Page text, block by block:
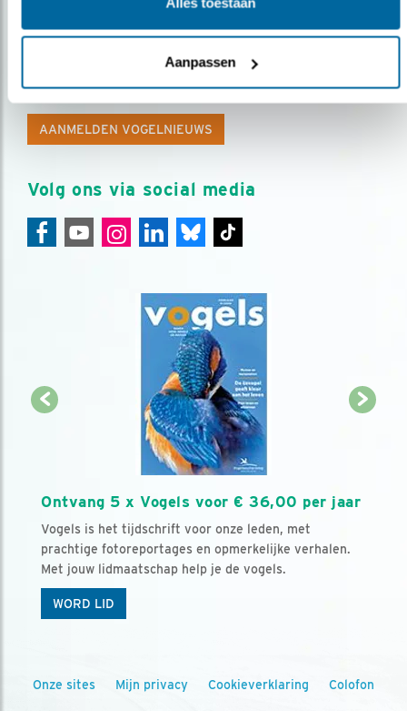
Aanpassen
Op de hoogte blijven?
Meld je aan en ontvang nieuws, inspiratie, acties en tips
AANMELDEN VOGELNIEUWS
Volg ons via social media
Ontvang 5 x Vogels voor € 36,00 per jaar
Vogels is het tijdschrift voor onze leden, met
prachtige fotoreportages en opmerkelijke verhalen.
Met jouw lidmaatschap help je de vogels.
WORD LID
Onze sites Mijn privacy Cookieverklaring Colofon